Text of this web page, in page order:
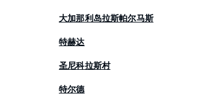
大加那利岛拉斯帕尔马斯
特赫达
圣尼科拉斯村
特尔德